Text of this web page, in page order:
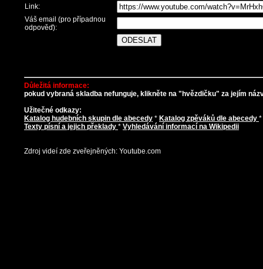
Link:
Váš email (pro případnou
odpověď):
Důležitá informace:
pokud vybraná skladba nefunguje, klikněte na "hvězdičku" za jejím
Užitečné odkazy:
Katalog hudebních skupin dle abecedy * Katalog zpěváků dle abecedy *
Texty písní a jejich překlady * Vyhledávání informací na Wikipedii
Zdroj videí zde zveřejněných: Youtube.com